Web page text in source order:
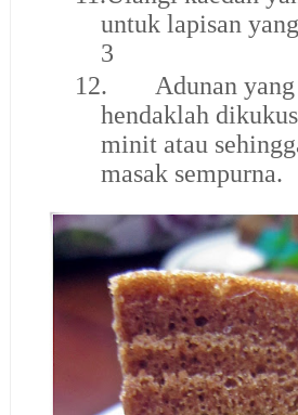
untuk lapisan
3
12.
Adunan
hendaklah
minit atau
masak sempurna.